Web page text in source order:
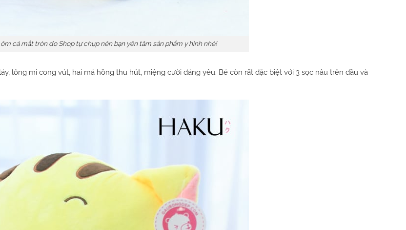
cá mắt tròn do Shop tự chụp nên bạn yên tâm sản phẩm y hình nhé!
lông mi cong vút, hai má hồng thu hút, miệng cười đáng yêu. Bé còn rất đặc biệt với 3 sọc nâu trên đầu và